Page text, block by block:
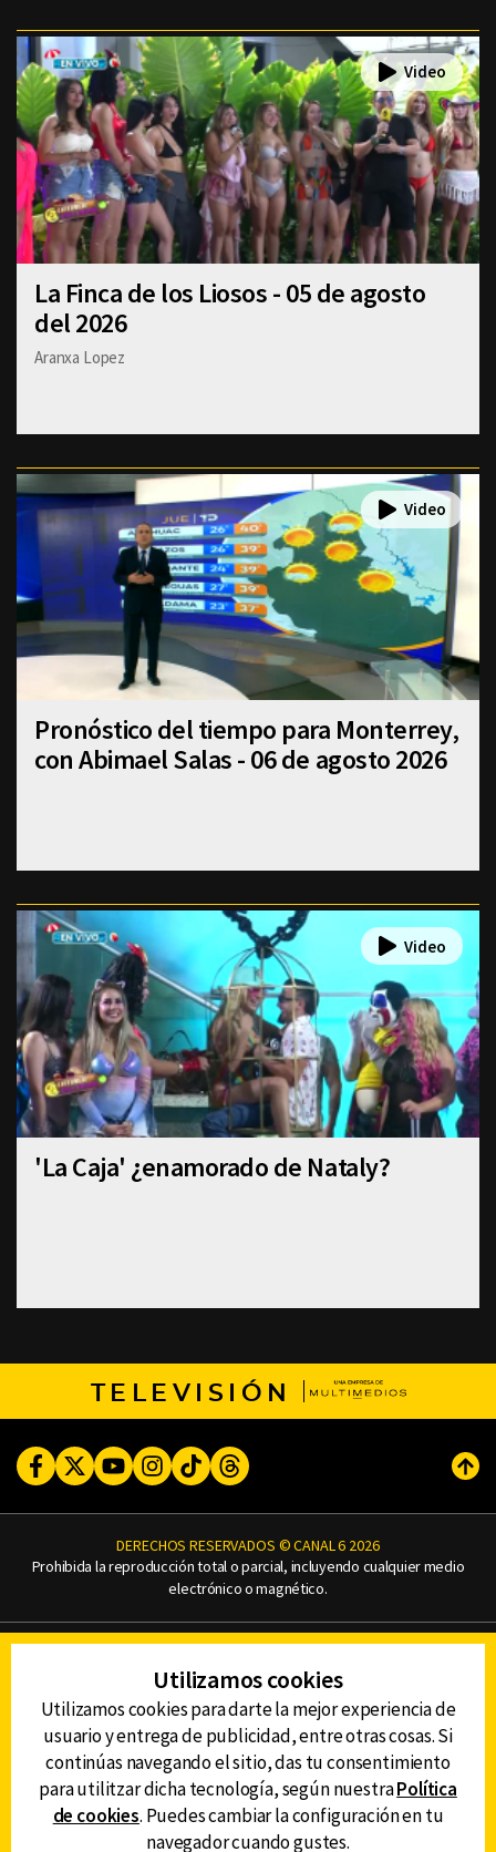
La Finca de los Liosos - 05 de agosto
del 2026
Aranxa Lopez
Pronóstico del tiempo para Monterrey,
con Abimael Salas - 06 de agosto 2026
'La Caja' ¿enamorado de Nataly?
TELEVISIÓN
FacebookTwitterYoutubeInstagram
TikTokThreads
DERECHOS RESERVADOS © CANAL 6 2026
Prohibida la reproducción total o parcial, incluyendo cualquier medio
electrónico o magnético.
AVISO DE PRIVACIDAD
AVISO LEGAL
DEFENSORÍA DE LAS AUDIENCIAS
DESCARGA LA APP DE CANAL 6
Utilizamos cookies
Utilizamos cookies para darte la mejor experiencia de
usuario y entrega de publicidad, entre otras cosas. Si
continúas navegando el sitio, das tu consentimiento
para utilitzar dicha tecnología, según nuestraPolítica
de cookies. Puedes cambiar la configuración en tu
navegador cuando gustes.